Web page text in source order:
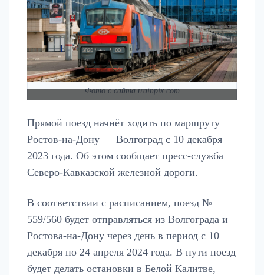
Фото с сайта trainpix.com
Прямой поезд начнёт ходить по маршруту
Ростов-на-Дону — Волгоград с 10 декабря
2023 года. Об этом сообщает пресс-служба
Северо-Кавказской железной дороги.
В соответствии с расписанием, поезд №
559/560 будет отправляться из Волгограда и
Ростова-на-Дону через день в период с 10
декабря по 24 апреля 2024 года. В пути поезд
будет делать остановки в Белой Калитве,